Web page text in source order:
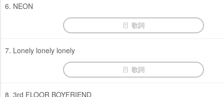
6. NEON
歌詞
7. Lonely lonely lonely
歌詞
8. 3rd FLOOR BOYFRIEND